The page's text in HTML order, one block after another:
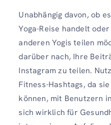
Unabhängig davon, ob
Yoga-Reise handelt
anderen Yogis teilen
darüber nach, Ihre
Instagram zu teilen.
Fitness-Hashtags, da
können, mit Benutzern
sich wirklich für